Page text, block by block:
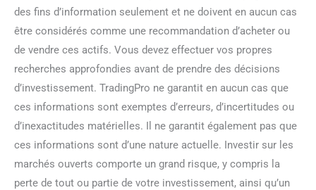
des fins d’information seulement et ne doivent en aucun cas
être considérés comme une recommandation d’acheter ou
de vendre ces actifs. Vous devez effectuer vos propres
recherches approfondies avant de prendre des décisions
d’investissement. TradingPro ne garantit en aucun cas que
ces informations sont exemptes d’erreurs, d’incertitudes ou
d’inexactitudes matérielles. Il ne garantit également pas que
ces informations sont d’une nature actuelle. Investir sur les
marchés ouverts comporte un grand risque, y compris la
perte de tout ou partie de votre investissement, ainsi qu’un